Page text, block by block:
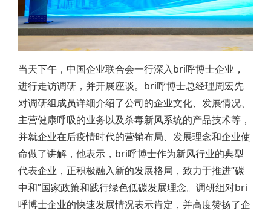
当天下午，中国企业联合会一行深入bri呼博士企业，
进行走访调研，并开展座谈。bri呼博士总经理周宏先
对调研组成员详细介绍了公司的企业文化、发展情况、
主营健康呼吸的业务以及杀毒新风系统的产品技术等，
并就企业在后疫情时代的营销布局、发展理念和企业使
命做了讲解，他表示，bri呼博士作为新风行业的典型
代表企业，正积极融入新的发展格局，致力于推进“碳
中和”国家政策和践行绿色低碳发展理念。调研组对bri
呼博士企业的快速发展情况表示肯定，并高度赞扬了企